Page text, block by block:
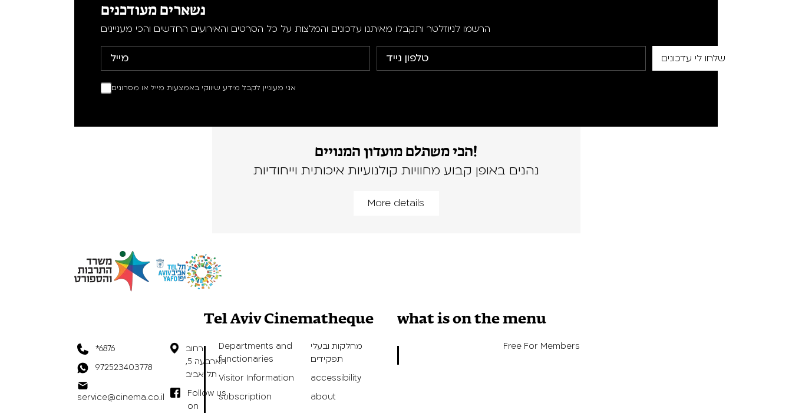
נשארים מעודכנים
הרשמו לניוזלטר ותקבלו מאיתנו עדכונים והמלצות על כל הסרטים והאירועים החדשים והכי מעניינים
אני מעוניין לקבל מידע שיווקי באמצעות מייל או מסרונים
הכי משתלם מועדון המנויים!
נהנים באופן קבוע מחוויות קולנועיות איכותית וייחודיות
More details
*6876
972523403778
service@cinema.co.il
רחוב
הארבעה 5,
תל אביב
Follow us
on
Tel Aviv Cinematheque
Departments and
functionaries
מחלקות ובעלי
תפקידים
Visitor Information
accessibility
subscription
about
what is on the menu
Free For Members